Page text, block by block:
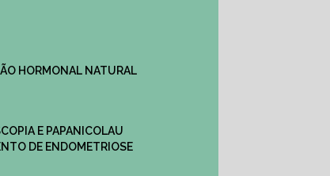
HORMONAL NATURAL
E PAPANICOLAU
DE ENDOMETRIOSE